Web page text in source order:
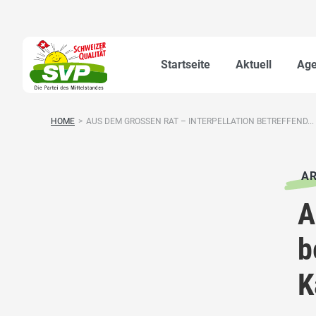
Startseite Aktuell
HOME > AUS DEM GROSSEN RAT – INTERPELLATION BETREFFEND...